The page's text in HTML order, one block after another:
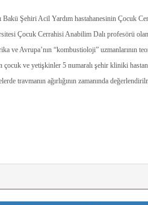
Şehiri Acil Yardım hastahanesinin Çocuk
Çocuk Cerrahisi Anabilim Dalı profesörü
ve Avrupa’nın “kombustioloji” uzmanlarının
çocuk ve yetişkinler 5 numaralı şehir kliniki
travmanın ağırlığının zamanında